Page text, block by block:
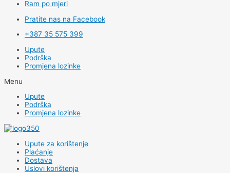
Ram po mjeri
Pratite nas na Facebook
+387 35 575 399
Upute
Podrška
Promjena lozinke
Menu
Upute
Podrška
Promjena lozinke
Upute za korištenje
Plaćanje
Dostava
Uslovi korištenja